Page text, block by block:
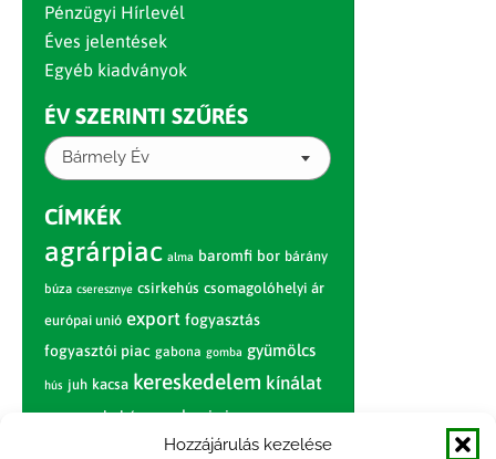
Hozzájárulás kezelése
Pénzügyi Hírlevél
Éves jelentések
Egyéb kiadványok
ÉV SZERINTI SZŰRÉS
Bármely Év
CÍMKÉK
agrárpiac alma baromfi bor bárány
búza cseresznye csirkehús csomagolóhelyi ár
európai unió export fogyasztás
fogyasztói piac gabona gomba gyümölcs
hús juh kacsa kereskedelem kínálat
körte marhahús nagybani piac narancs
nemzetközi árinformációk